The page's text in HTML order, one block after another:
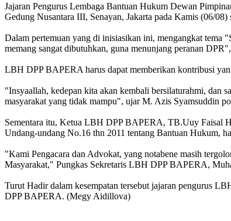
Jajaran Pengurus Lembaga Bantuan Hukum Dewan
Gedung Nusantara III, Senayan, Jakarta pada Kamis (06/08)
Dalam pertemuan yang di inisiasikan ini, mengangkat
memang sangat dibutuhkan, guna menunjang peranan
LBH DPP BAPERA harus dapat memberikan kontribusi
"Insyaallah, kedepan kita akan kembali bersilaturahmi, dan
masyarakat yang tidak mampu", ujar M. Azis Syamsuddin
Sementara itu, Ketua LBH DPP BAPERA, TB.Uuy Faisal
Undang-undang No.16 thn 2011 tentang Bantuan Hukum,
"Kami Pengacara dan Advokat, yang notabene masih
Masyarakat," Pungkas Sekretaris LBH DPP BAPERA,
Turut Hadir dalam kesempatan tersebut jajaran pengurus
DPP BAPERA. (Megy Aidillova)